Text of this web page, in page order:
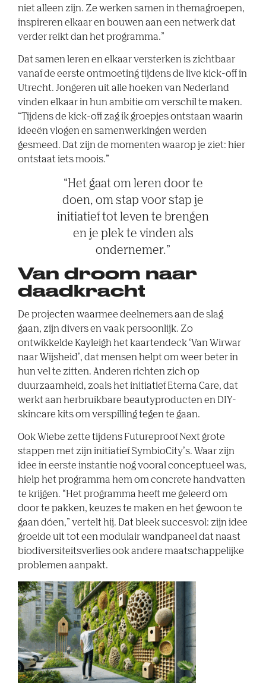
niet alleen zijn. Ze werken samen in themagroepen,
inspireren elkaar en bouwen aan een netwerk dat
verder reikt dan het programma.”
Dat samen leren en elkaar versterken is zichtbaar
vanaf de eerste ontmoeting tijdens de live kick-off in
Utrecht. Jongeren uit alle hoeken van Nederland
vinden elkaar in hun ambitie om verschil te maken.
“Tijdens de kick-off zag ik groepjes ontstaan waarin
ideeën vlogen en samenwerkingen werden
gesmeed. Dat zijn de momenten waarop je ziet: hier
ontstaat iets moois.”
“Het gaat om leren door te
doen, om stap voor stap je
initiatief tot leven te brengen
en je plek te vinden als
ondernemer.”
Van droom naar
daadkracht
De projecten waarmee deelnemers aan de slag
gaan, zijn divers en vaak persoonlijk. Zo
ontwikkelde Kayleigh het kaartendeck ‘Van Wirwar
naar Wijsheid’, dat mensen helpt om weer beter in
hun vel te zitten. Anderen richten zich op
duurzaamheid, zoals het initiatief Eterna Care, dat
werkt aan herbruikbare beautyproducten en DIY-
skincare kits om verspilling tegen te gaan.
Ook Wiebe zette tijdens Futureproof Next grote
stappen met zijn initiatief SymbioCity’s. Waar zijn
idee in eerste instantie nog vooral conceptueel was,
hielp het programma hem om concrete handvatten
te krijgen. “Het programma heeft me geleerd om
door te pakken, keuzes te maken en het gewoon te
gaan dóen,” vertelt hij. Dat bleek succesvol: zijn idee
groeide uit tot een modulair wandpaneel dat naast
biodiversiteitsverlies ook andere maatschappelijke
problemen aanpakt.